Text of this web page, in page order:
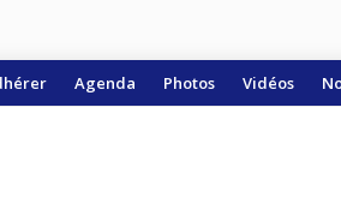
Agenda Photos Vidéos